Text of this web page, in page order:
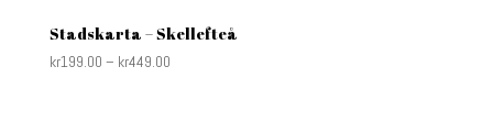
Stadskarta – Skellefteå
kr199.00 – kr449.00